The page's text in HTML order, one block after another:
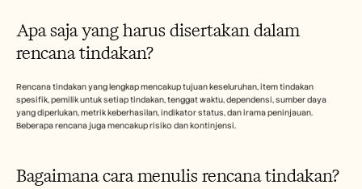
Apa saja yang harus disertakan dalam
rencana tindakan?
Rencana tindakan yang lengkap mencakup tujuan keseluruhan, item tindakan
spesifik, pemilik untuk setiap tindakan, tenggat waktu, dependensi, sumber daya
yang diperlukan, metrik keberhasilan, indikator status, dan irama peninjauan.
Beberapa rencana juga mencakup risiko dan kontinjensi.
Bagaimana cara menulis rencana tindakan?